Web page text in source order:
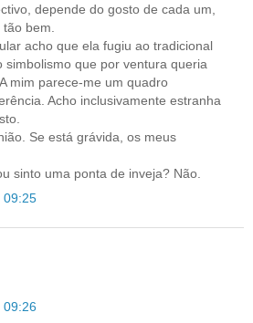
depende do gosto de cada um,
bem.
acho que ela fugiu ao tradicional
simbolismo que por ventura queria
mim parece-me um quadro
Acho inclusivamente estranha
Se está grávida, os meus
sinto uma ponta de inveja? Não.
09:25
09:26